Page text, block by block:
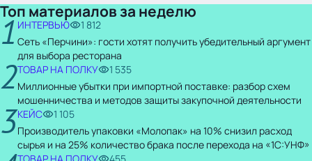
Топ материалов за неделю
1 ИНТЕРВЬЮ
1 812
Сеть «Перчини»: гости хотят получить убедительный аргумент
для выбора ресторана
2ТОВАР НА ПОЛКУ
1 535
Миллионные убытки при импортной поставке: разбор схем
мошенничества и методов защиты закупочной деятельности
3КЕЙС
1 105
Производитель упаковки «Молопак» на 10% снизил расход
сырья и на 25% количество брака после перехода на «1С:УНФ»